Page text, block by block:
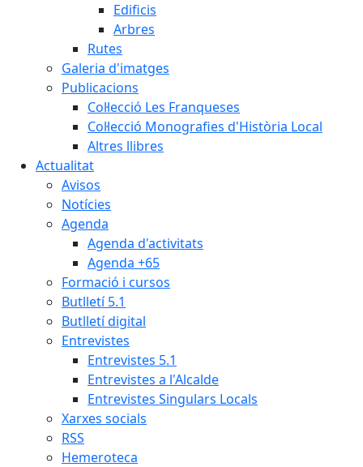
Edificis
Arbres
Rutes
Galeria d'imatges
Publicacions
Col·lecció Les Franqueses
Col·lecció Monografies d'Història Local
Altres llibres
Actualitat
Avisos
Notícies
Agenda
Agenda d'activitats
Agenda +65
Formació i cursos
Butlletí 5.1
Butlletí digital
Entrevistes
Entrevistes 5.1
Entrevistes a l'Alcalde
Entrevistes Singulars Locals
Xarxes socials
RSS
Hemeroteca